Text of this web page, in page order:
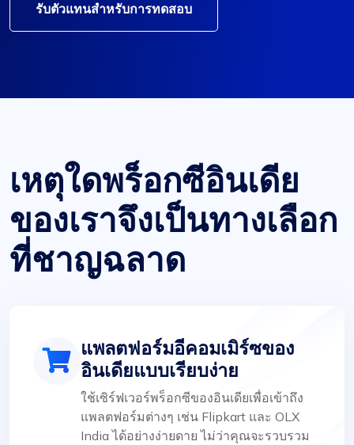
รับตัวแทนสำหรับการทดสอบ
เหตุใดพร็อกซีอินเดีย
ของเราจึงเป็นทางเลือก
ที่ชาญฉลาด
แพลตฟอร์มอีคอมเมิร์ซของ
อินเดียแบบเรียบง่าย
ใช้เซิร์ฟเวอร์พร็อกซีของอินเดียเพื่อเข้าถึง
แพลตฟอร์มต่างๆ เช่น Flipkart และ OLX
India ได้อย่างง่ายดาย ไม่ว่าคุณจะรวบรวม